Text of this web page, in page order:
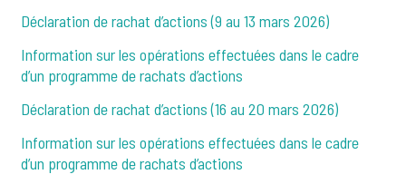
Déclaration de rachat d’actions (9 au 13 mars 2026)
Information sur les opérations effectuées dans le cadre
d’un programme de rachats d’actions
Déclaration de rachat d’actions (16 au 20 mars 2026)
Information sur les opérations effectuées dans le cadre
d’un programme de rachats d’actions